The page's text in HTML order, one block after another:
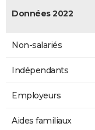
Données 2022
Non-salariés
Indépendants
Employeurs
Aides familiaux